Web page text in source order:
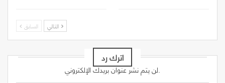
السابق
اترك رد
لن يتم نشر عنوان بريدك الإلكتروني.